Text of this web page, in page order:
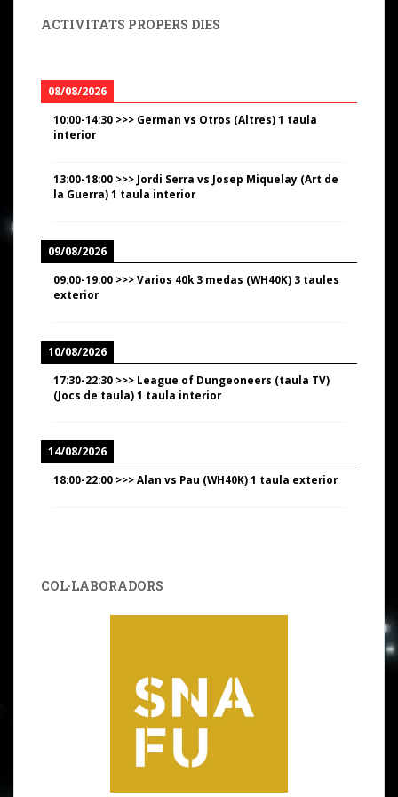
ACTIVITATS PROPERS DIES
08/08/2026
10:00-14:30 >>> German vs Otros (Altres) 1 taula
interior
13:00-18:00 >>> Jordi Serra vs Josep Miquelay (Art de
la Guerra) 1 taula interior
09/08/2026
09:00-19:00 >>>Varios 40k 3 medas (WH40K) 3 taules
exterior
10/08/2026
17:30-22:30 >>> League of Dungeoneers (taula TV)
(Jocs de taula) 1 taula interior
14/08/2026
18:00-22:00 >>>Alan vs Pau (WH40K) 1 taula exterior
COL·LABORADORS